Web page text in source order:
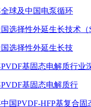
全球及中国电泵循环
国选择性外延生长技术
国选择性外延生长技
PVDF基固态电解质行
PVDF基固态电解质行
中国PVDF-HFP基复合